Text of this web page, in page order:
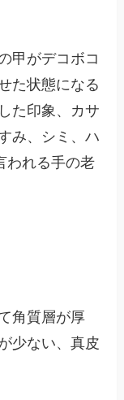
甲がデコボコ
た状態になる
た印象、カサ
み、シミ、ハ
われる手の老
角質層が厚
少ない、真皮